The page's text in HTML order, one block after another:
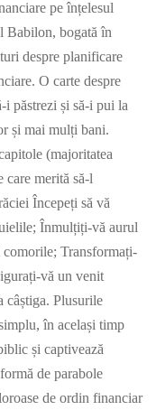
pe înțelesul
Babilon, bogată în
despre planificare
O carte despre
i păstrezi și să-i pui la
și mai mulți bani.
(majoritatea
care merită să-l
Începeți să vă
Înmulțiți-vă aurul
Transformați-
vă un venit
câștiga. Plusurile
în același timp
și captivează
de parabole
de ordin financiar